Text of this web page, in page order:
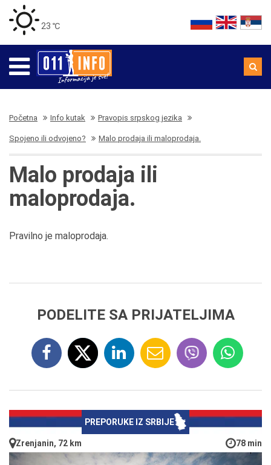
23 ℃
Početna Info kutak Pravopis srpskog jezika
Spojeno ili odvojeno? Malo prodaja ili maloprodaja.
Malo prodaja ili
maloprodaja.
Pravilno je maloprodaja.
PODELITE SA PRIJATELJIMA
PREPORUKE IZ SRBIJE
Zrenjanin, 72 km 78 min